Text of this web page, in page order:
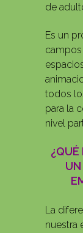
de
Es un
todos
para la
nivel
¿QUÉ
La
nuestra